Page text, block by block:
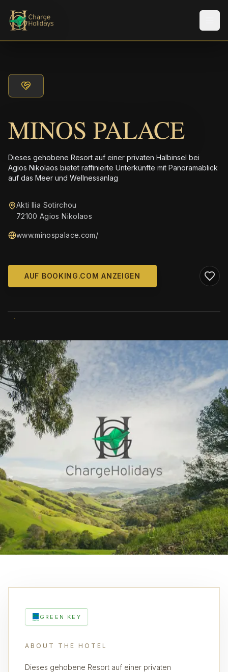
MINOS PALACE
Dieses gehobene Resort auf einer privaten Halbinsel bei
Agios Nikolaos bietet raffinierte Unterkünfte mit Panoramablick
auf das Meer und Wellnessanlag
Akti Ilia Sotirchou
72100 Agios Nikolaos
www.minospalace.com/
AUF BOOKING.COM ANZEIGEN
GREEN KEY
ABOUT THE HOTEL
Dieses gehobene Resort auf einer privaten